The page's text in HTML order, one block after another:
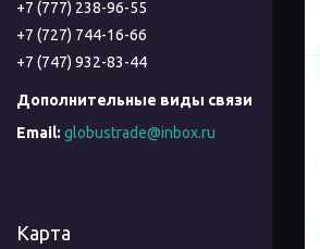
+7 (777) 238-96-55
+7 (727) 744-16-66
+7 (747) 932-83-44
globustrade@inbox.ru
Карта